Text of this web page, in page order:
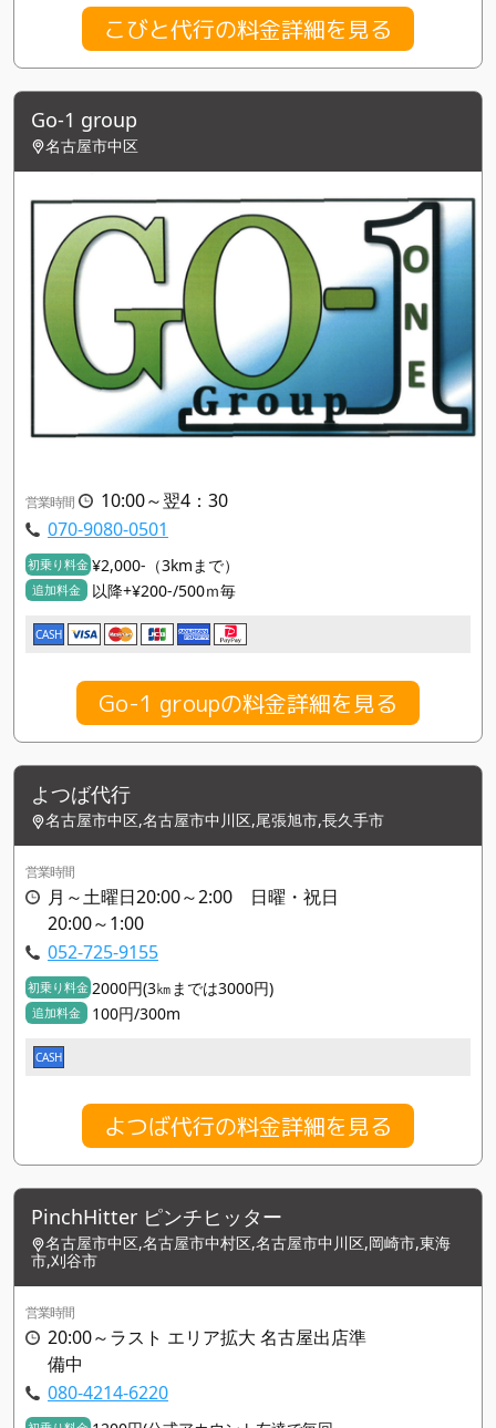
こびと代行の料金詳細を見る
Go-1 group
名古屋市中区
営業時間
10:00～翌4：30
070-9080-0501
初乗り料金 ¥2,000-（3kmまで）
追加料金 以降+¥200-/500ｍ毎
CASH
Go-1 groupの料金詳細を見る
よつば代行
名古屋市中区,名古屋市中川区,尾張旭市,長久手市
営業時間
月～土曜日20:00～2:00 日曜・祝日
20:00～1:00
052-725-9155
初乗り料金 2000円(3㎞までは3000円)
追加料金 100円/300m
CASH
よつば代行の料金詳細を見る
PinchHitter ピンチヒッター
名古屋市中区,名古屋市中村区,名古屋市中川区,岡崎市,東海
市,刈谷市
営業時間
20:00～ラスト エリア拡大 名古屋出店準
備中
080-4214-6220